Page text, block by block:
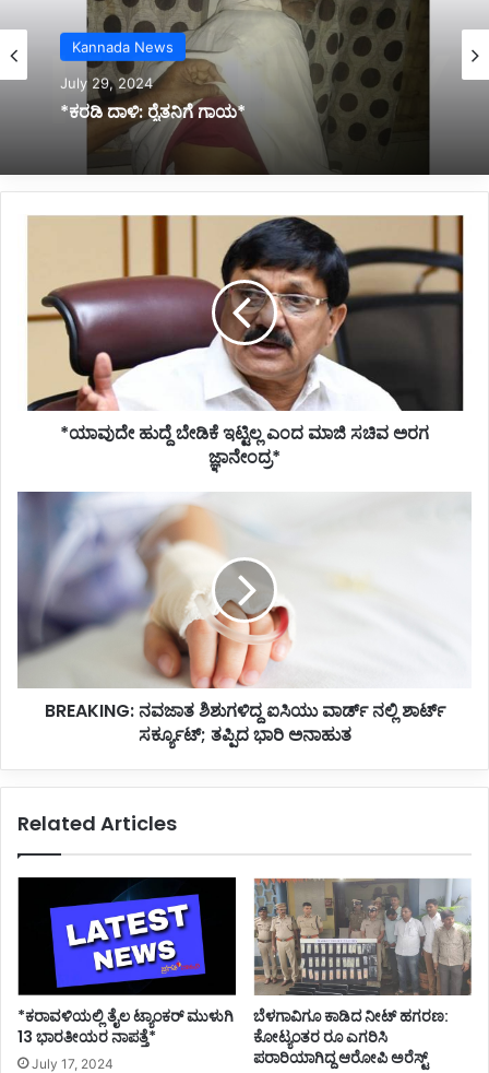
Uncategorized
July 28, 2024
*ಜುಲೈ 29 ಹಾಗೂ 30 ರಂದು ಕೆಲವೆಡೆ ಶಾಲೆಗಳಿಗೆ ರಜೆ
ಘೋಷಣೆ*
ಇಟ್ಟಿಲ್ಲ
ಎಂದ
ಜ್ಞಾನೇಂದ್ರ*
*ಯಾವುದೇ ಹುದ್ದೆ ಬೇಡಿಕೆ ಇಟ್ಟಿಲ್ಲ ಎಂದ ಮಾಜಿ ಸಚಿವ ಅರಗ
ಜ್ಞಾನೇಂದ್ರ*
BREAKING:
ಶಿಶುಗಳಿದ್ದ
ವಾರ್ಡ್
ಶಾರ್ಟ್
ಸರ್ಕ್ಯೂಟ್;
ತಪ್ಪಿದ
BREAKING: ನವಜಾತ ಶಿಶುಗಳಿದ್ದ ಐಸಿಯು ವಾರ್ಡ್ ನಲ್ಲಿ ಶಾರ್ಟ್
ಸರ್ಕ್ಯೂಟ್; ತಪ್ಪಿದ ಭಾರಿ ಅನಾಹುತ
Related Articles
*ಕರಾವಳಿಯಲ್ಲಿ ತೈಲ ಟ್ಯಾಂಕರ್ ಮುಳುಗಿ
13 ಭಾರತೀಯರ ನಾಪತ್ತೆ*
July 17, 2024
ಬೆಳಗಾವಿಗೂ ಕಾಡಿದ ನೀಟ್ ಹಗರಣ:
ಕೋಟ್ಯಂತರ ರೂ ಎಗರಿಸಿ
ಪರಾರಿಯಾಗಿದ್ದ ಆರೋಪಿ ಅರೆಸ್ಟ್